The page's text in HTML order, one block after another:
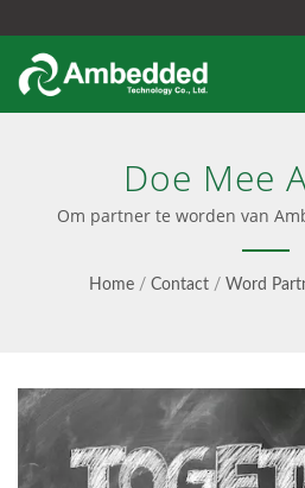
Doe Mee
Ambedded
Beheer,
Om partner te worden van
Ceph-opslagapparaat
Home / Contact / Word